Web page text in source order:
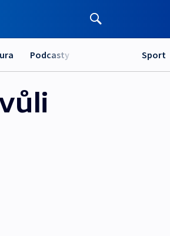
Podcasty Sport